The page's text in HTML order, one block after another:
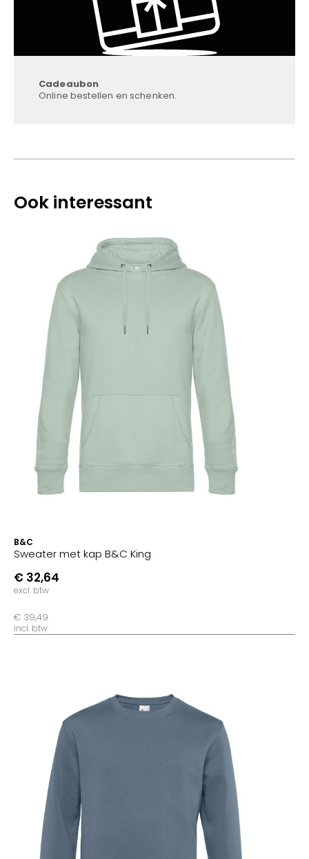
Cadeaubon
Online bestellen en schenken.
Ook interessant
B&C
Sweater met kap B&C King
€ 32,64
excl. btw
€ 39,49
incl. btw